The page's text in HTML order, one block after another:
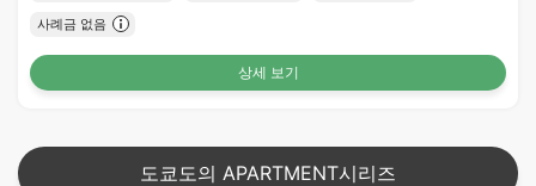
사례금 없음
상세 보기
도쿄도의 APARTMENT시리즈